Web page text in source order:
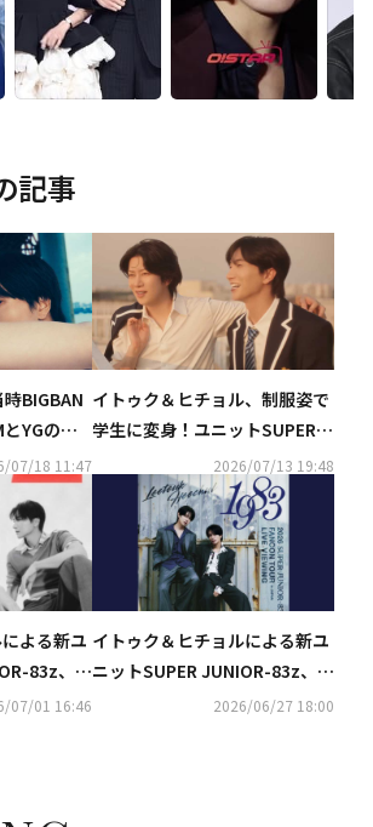
記事
BIGBAN
YGの勢
敵だっ
07/18 11:47
イトゥク＆ヒチョル、制服姿で
学生に変身！ユニットSUPER J
UNIOR-83zとして本日デビュ
ー…タイトル曲「Promise」M
2026/07/13 19:48
よる新ユ
83z、7
定！
07/01 16:46
イトゥク＆ヒチョルによる新ユ
ニットSUPER JUNIOR-83z、8
月2日の東京公演のライブ・ビ
2026/06/27 18:00